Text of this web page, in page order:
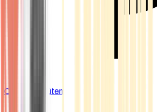
Cannabis Blüten